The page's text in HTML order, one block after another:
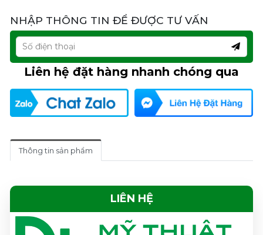
NHẬP THÔNG TIN ĐỂ ĐƯỢC TƯ VẤN
Liên hệ đặt hàng nhanh chóng qua
Thông tin sản phẩm
LIÊN HỆ